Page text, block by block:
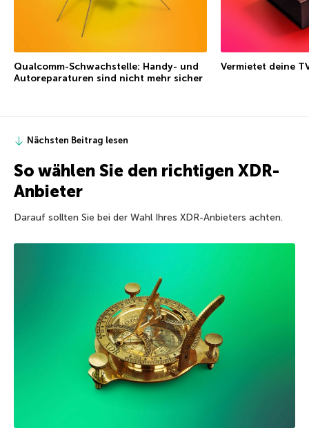
Qualcomm-Schwachstelle: Handy- und
Autoreparaturen sind nicht mehr sicher
Vermietet deine
Nächsten Beitrag lesen
So wählen Sie den richtigen XDR-
Anbieter
Darauf sollten Sie bei der Wahl Ihres XDR-Anbieters achten.